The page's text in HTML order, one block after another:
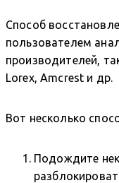
Способ
пользователем
производителей,
Lorex, Amcrest и др.
Вот несколько
Подождите